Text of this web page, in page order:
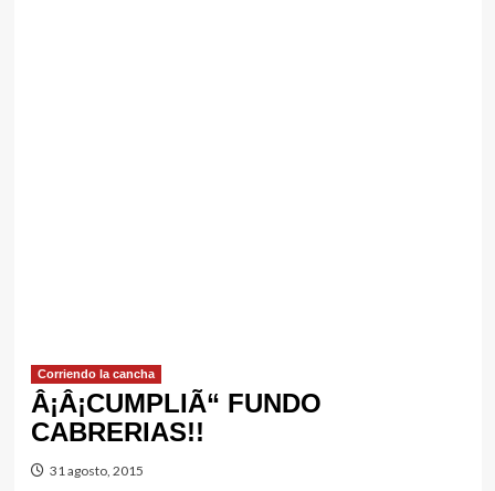
Corriendo la cancha
Â¡Â¡CUMPLIÃ“ FUNDO
CABRERIAS!!
31 agosto, 2015